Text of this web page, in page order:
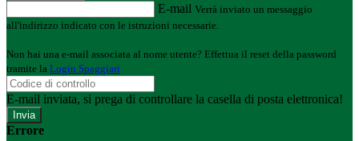
E-mail Verrà inviato un messaggio
all'indirizzo indicato con le istruzioni necessarie.
Non hai una e-mail associata al nome utente? Effettua il reset della password
tramite la Login Spaggiari
E-mail inviata, si prega di controllare la casella di posta elettronica!
Errore